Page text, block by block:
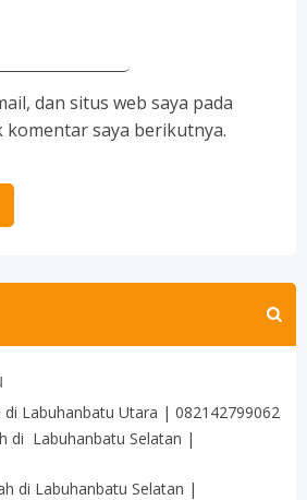
dan situs web saya pada
saya berikutnya.
di Labuhanbatu Utara | 082142799062
di Labuhanbatu Selatan |
di Labuhanbatu Selatan |